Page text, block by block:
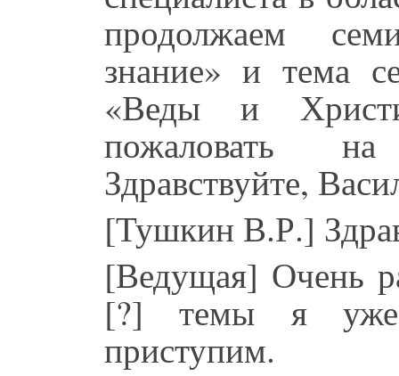
продолжаем
знание» и тема
«Веды и
пожаловать
Здравствуйте,
[Тушкин В.Р.]
[Ведущая] Очень
[?] темы я уже
приступим.